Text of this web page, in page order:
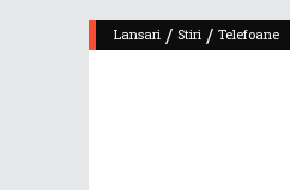
Lansari / Stiri / Telefoane